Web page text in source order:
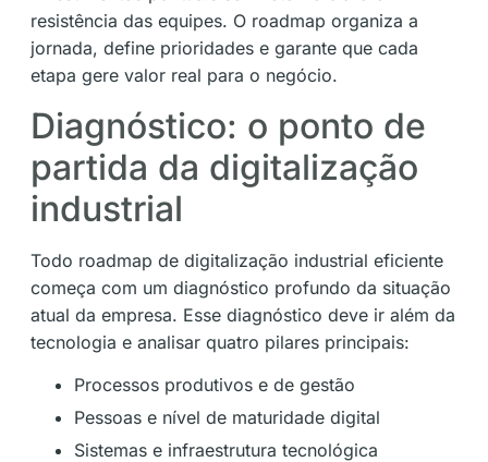
resistência das equipes. O roadmap organiza a
jornada, define prioridades e garante que cada
etapa gere valor real para o negócio.
Diagnóstico: o ponto de
partida da digitalização
industrial
Todo roadmap de digitalização industrial eficiente
começa com um diagnóstico profundo da situação
atual da empresa. Esse diagnóstico deve ir além da
tecnologia e analisar quatro pilares principais:
Processos produtivos e de gestão
Pessoas e nível de maturidade digital
Sistemas e infraestrutura tecnológica